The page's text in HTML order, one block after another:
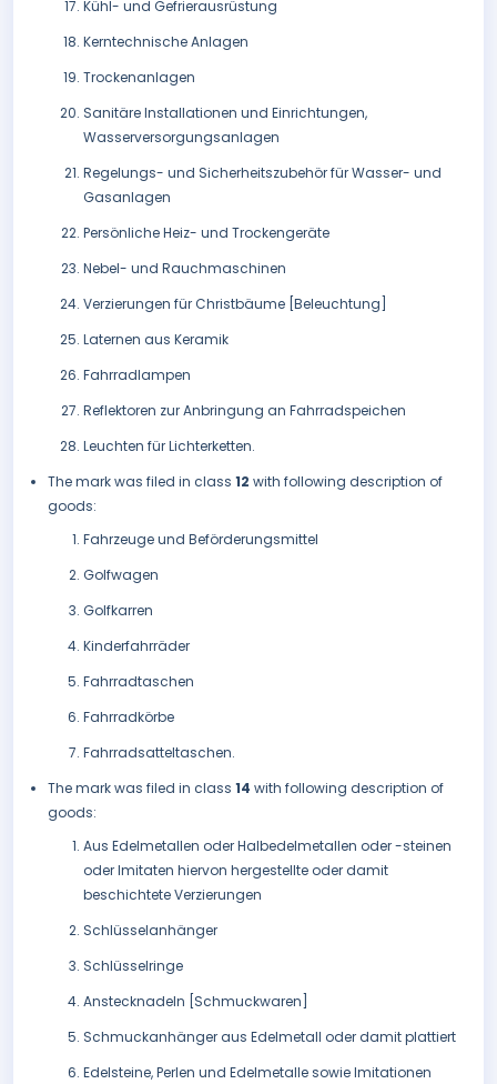
Kühl- und Gefrierausrüstung
Kerntechnische Anlagen
Trockenanlagen
Sanitäre Installationen und Einrichtungen,
Wasserversorgungsanlagen
Regelungs- und Sicherheitszubehör für Wasser- und
Gasanlagen
Persönliche Heiz- und Trockengeräte
Nebel- und Rauchmaschinen
Verzierungen für Christbäume [Beleuchtung]
Laternen aus Keramik
Fahrradlampen
Reflektoren zur Anbringung an Fahrradspeichen
Leuchten für Lichterketten.
The mark was filed in class 12 with following description of
goods:
Fahrzeuge und Beförderungsmittel
Golfwagen
Golfkarren
Kinderfahrräder
Fahrradtaschen
Fahrradkörbe
Fahrradsatteltaschen.
The mark was filed in class 14 with following description of
goods:
Aus Edelmetallen oder Halbedelmetallen oder -steinen
oder Imitaten hiervon hergestellte oder damit
beschichtete Verzierungen
Schlüsselanhänger
Schlüsselringe
Anstecknadeln [Schmuckwaren]
Schmuckanhänger aus Edelmetall oder damit plattiert
Edelsteine, Perlen und Edelmetalle sowie Imitationen